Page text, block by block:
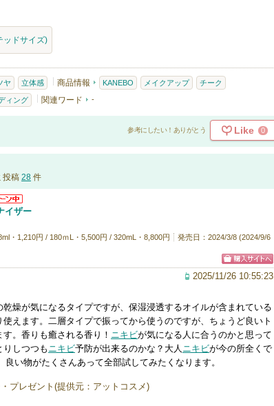
ッドサイズ)
ヤ 立体感 商品情報 KANEBO メイクアップ チーク
ィング 関連ワード -
参考にしたい！ありがとう Like 0
投稿 28 件
イザー
・1,210円 / 180ｍL・5,500円 / 320mL・8,800円
発売日：2024/3/8 (2024/9/6
2025/11/26 10:55:23
燥が気になるタイプですが、保湿浸透するオイルが含まれている
えます。二層タイプで振ってから使うのですが、ちょうど良いト
。香りも癒される香り！ ニキビが気になる人に合うのかと思って
りしつつも ニキビ予防が出来るのかな？大人 ニキビが今の所全くで
い物がたくさんあって全部試してみたくなります。
プレゼント(提供元：アットコスメ)